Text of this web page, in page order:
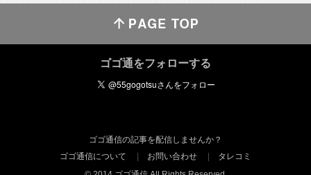
ゴゴ通をフォローする
ゴゴ通信の記事を配信しませんか？
ゴゴ通信について
お問い合わせ
タレコミ